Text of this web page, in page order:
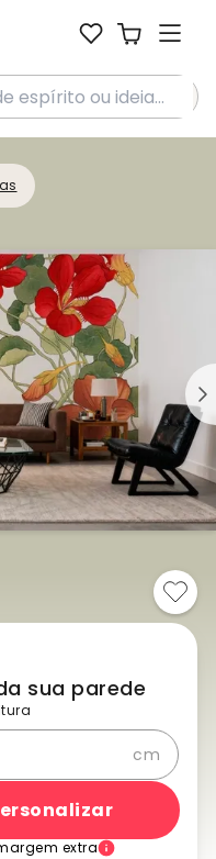
ou ideia...
sua parede
cm
extra